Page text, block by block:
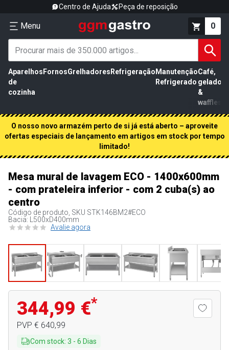
Centro de Ajuda Peça de reposição
Menu 0
Aparelhos
de
cozinha
FornosGrelhadores Refrigeração Manutenção
Refrigerado
Café,
gelados
&
waffles
O nosso novo armazém perto de si já está aberto – aproveite
ofertas especiais de lançamento em artigos em stock por tempo
limitado!
Mesa mural de lavagem ECO - 1400x600mm
- com prateleira inferior - com 2 cuba(s) ao
centro
Código de produto, SKU STK146BM2#ECO
Bacia: L500xD400mm
Avalie agora
344,99 €*
PVP € 640,99
Com stock: 3 - 6 Dias